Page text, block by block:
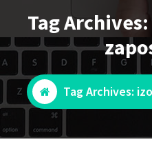
Tag
Tag Archives: